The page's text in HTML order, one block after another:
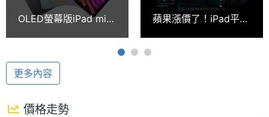
6E、藍牙 5.3 等功能。續航部分，影片播放時間最長
度最高可達 10Gb/s)，能延伸支援更多設備應用。
未來支援 Apple Intelligence
Apple iPad mini (2024) Wi-Fi 512GB 運行 iPadOS
電池容
量
19.3 Wh
主螢幕
OLED螢幕版iPad mini
蘋果漲價了！iPad平板
更多內容
價格走勢